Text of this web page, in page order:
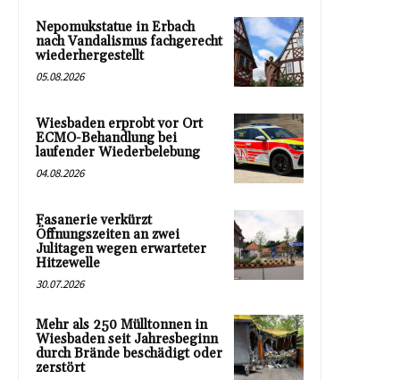
Nepomukstatue in Erbach
nach Vandalismus fachgerecht
wiederhergestellt
05.08.2026
Wiesbaden erprobt vor Ort
ECMO-Behandlung bei
laufender Wiederbelebung
04.08.2026
Fasanerie verkürzt
Öffnungszeiten an zwei
Julitagen wegen erwarteter
Hitzewelle
30.07.2026
Mehr als 250 Mülltonnen in
Wiesbaden seit Jahresbeginn
durch Brände beschädigt oder
zerstört